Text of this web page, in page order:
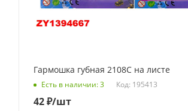
Гармошка губная 2108C на листе
Есть в наличии: 3 Код: 195413
42₽/шт